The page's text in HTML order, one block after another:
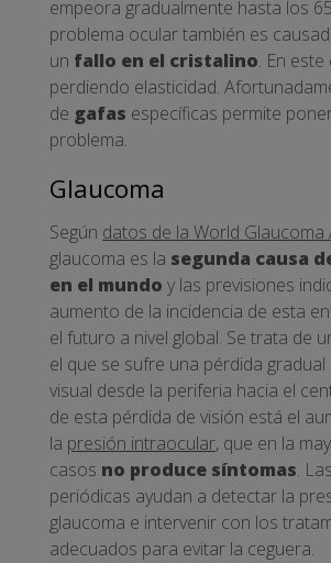
empeora gradualmente hasta los
problema ocular también es
un fallo en el cristalino. En
perdiendo elasticidad.
de gafas específicas permite
problema.
Glaucoma
Según datos de la World Glaucoma
glaucoma es la segunda causa
en el mundo y las previsiones
aumento de la incidencia de esta
el futuro a nivel global. Se trata de
el que se sufre una pérdida gradual
visual desde la periferia hacia el
de esta pérdida de visión está el
la presión intraocular, que en la
casos no produce síntomas.
periódicas ayudan a detectar la
glaucoma e intervenir con los
adecuados para evitar la ceguera.